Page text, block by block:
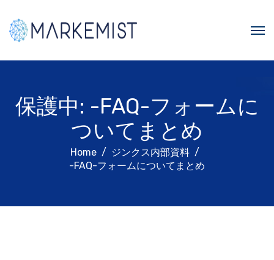
保護中: -FAQ-フォームに
ついてまとめ
Home
ジンクス内部資料
-FAQ-フォームについてまとめ